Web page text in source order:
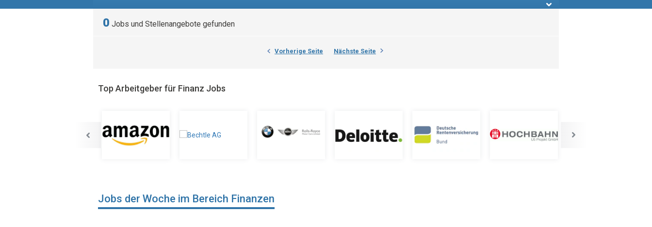
0 Jobs und Stellenangebote gefunden
Vorherige Seite Nächste Seite
Top Arbeitgeber für Finanz Jobs
Jobs der Woche im Bereich Finanzen